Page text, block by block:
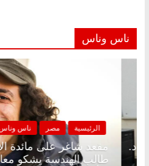
ناس وناس
وناس
وبلكونة بلا زينة رمضان.. د.
اقتصادي في انتظار حلم